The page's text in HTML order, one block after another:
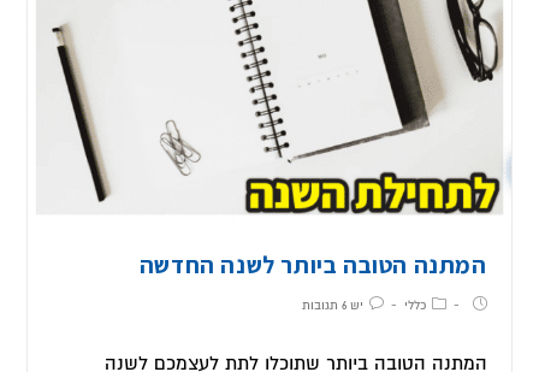
המתנה הטובה ביותר לשנה החדשה
כללי יש 6 תגובות
המתנה הטובה ביותר שתוכלו לתת לעצמכם לשנה